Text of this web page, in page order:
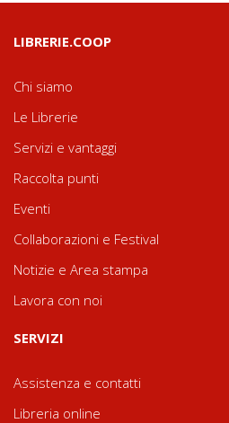
LIBRERIE.COOP
Chi siamo
Le Librerie
Servizi e vantaggi
Raccolta punti
Eventi
Collaborazioni e Festival
Notizie e Area stampa
Lavora con noi
SERVIZI
Assistenza e contatti
Libreria online